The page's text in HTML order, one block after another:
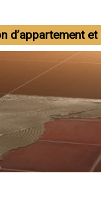
d’appartement